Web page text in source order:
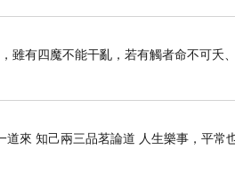
雖有四魔不能干亂，若有觸者命不可夭
來 知己兩三品茗論道 人生樂事，平常